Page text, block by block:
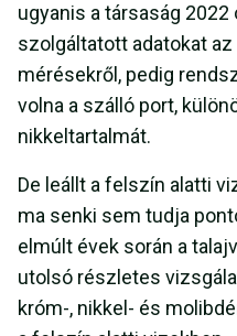
ugyanis a társaság 2022
szolgáltatott adatokat
mérésekről, pedig
volna a szálló port,
nikkeltartalmát.
De leállt a felszín alatti
ma senki sem tudja
elmúlt évek során a
utolsó részletes
króm-, nikkel- és